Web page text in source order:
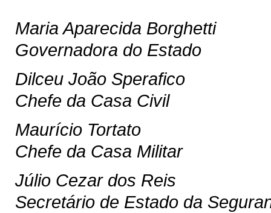
Maria Aparecida Borghetti
Governadora do Estado
Dilceu João Sperafico
Chefe da Casa Civil
Maurício Tortato
Chefe da Casa Militar
Júlio Cezar dos Reis
Secretário de Estado da